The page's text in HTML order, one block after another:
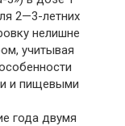
2—3-летних
нелишне
учитывая
и пищевыми
года двумя